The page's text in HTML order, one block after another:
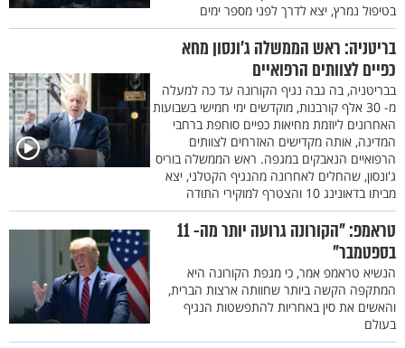
בטיפול נמרץ, יצא לדרך לפני מספר ימים
בריטניה: ראש הממשלה ג'ונסון מחא
כפיים לצוותים הרפואיים
בבריטניה, בה גבה נגיף הקורונה עד כה למעלה
מ- 30 אלף קורבנות, מוקדשים ימי חמישי בשבועות
האחרונים ליוזמת מחיאות כפיים סוחפת ברחבי
המדינה, אותה מקדישים האזרחים לצוותים
הרפואיים הנאבקים במגפה. ראש הממשלה בוריס
ג'ונסון, שהחלים לאחרונה מהנגיף הקטלני, יצא
מביתו בדאונינג 10 והצטרף למוקירי התודה
טראמפ: "הקורונה גרועה יותר מה- 11
בספטמבר"
הנשיא טראמפ אמר, כי מגפת הקורונה היא
המתקפה הקשה ביותר שחוותה ארצות הברית,
והאשים את סין באחריות להתפשטות הנגיף
בעולם